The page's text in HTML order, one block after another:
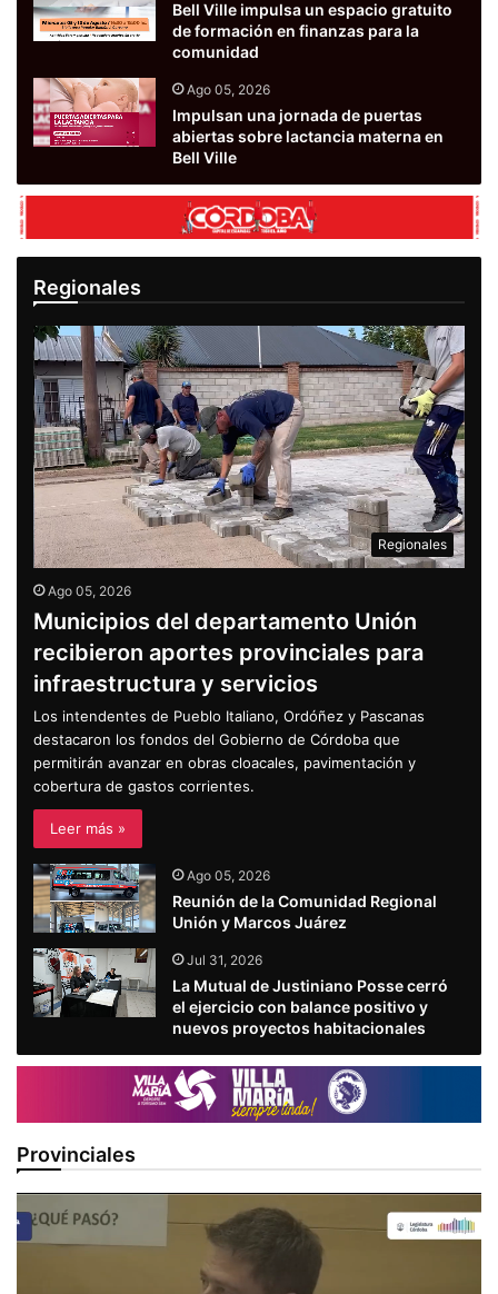
Bell Ville impulsa un espacio gratuito
de formación en finanzas para la
comunidad
Ago 05, 2026
Impulsan una jornada de puertas
abiertas sobre lactancia materna en
Bell Ville
Regionales
Regionales
Ago 05, 2026
Municipios del departamento Unión
recibieron aportes provinciales para
infraestructura y servicios
Los intendentes de Pueblo Italiano, Ordóñez y Pascanas
destacaron los fondos del Gobierno de Córdoba que
permitirán avanzar en obras cloacales, pavimentación y
cobertura de gastos corrientes.
Leer más »
Ago 05, 2026
Reunión de la Comunidad Regional
Unión y Marcos Juárez
Jul 31, 2026
La Mutual de Justiniano Posse cerró
el ejercicio con balance positivo y
nuevos proyectos habitacionales
Provinciales